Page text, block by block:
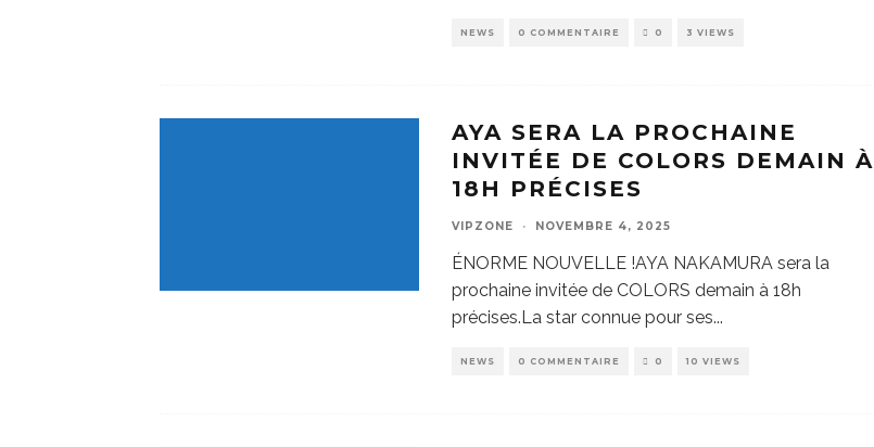
NEWS 0 COMMENTAIRE 0 3 VIEWS
AYA SERA LA PROCHAINE
INVITÉE DE COLORS DEMAIN À
18H PRÉCISES
VIPZONE · NOVEMBRE 4, 2025
ÉNORME NOUVELLE !AYA NAKAMURA sera la
prochaine invitée de COLORS demain à 18h
précises.La star connue pour ses...
NEWS 0 COMMENTAIRE 0 10 VIEWS